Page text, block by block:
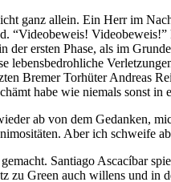
ganz allein. Ein Herr im
“Videobeweis!
der ersten Phase, als im
lebensbedrohliche
Bremer Torhüter Andreas
habe wie niemals sonst in
ab von dem Gedanken,
Aber ich schweife
Santiago Ascacíbar
zu Green auch willens und